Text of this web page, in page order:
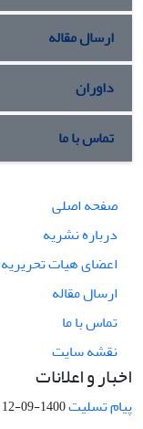
ارسال مقاله
داوران
تماس با ما
صفحه اصلی
درباره نشریه
اعضای هیات تحریریه
ارسال مقاله
تماس با ما
نقشه سایت
اخبار و اعلانات
پیام تسلیت1400-09-12